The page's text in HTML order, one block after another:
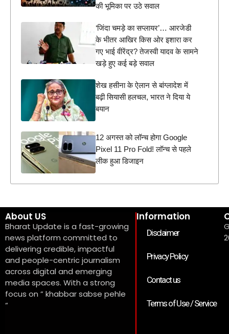
की भूमिका पर उठे सवाल
‘जिंदा चमड़े का सप्लायर’… आरजेडी
के भीतर आखिर किस ओर इशारा कर
गए भाई वीरेंद्र? तेजस्वी यादव के सामने
खड़े हुए कई बड़े सवाल
शेख हसीना के ऐलान से बांग्लादेश में
बढ़ी सियासी हलचल, भारत ने दिया ये
बयान
12 अगस्त को लॉन्च होगा Google
Pixel 11 Pro Fold! लॉन्च से पहले
लीक हुआ डिजाइन
About US
Bharat Update is a fast-growing
news platform committed to
delivering credible, impactful
and people-centric journalism
across digital and emerging
media spaces. With a strong
focus on ” khabbar sabse pehle
“
Information
Disclaimer
Privacy Policy
Contact us
Terms of Use / Service